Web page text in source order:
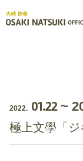
2022. 01.22 ~
極上文學「ジ